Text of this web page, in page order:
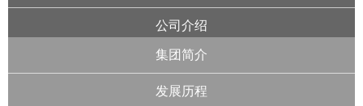
公司介绍
集团简介
发展历程